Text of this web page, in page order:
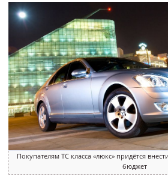
Покупателям ТС класса «люкс» придётся
бюджет